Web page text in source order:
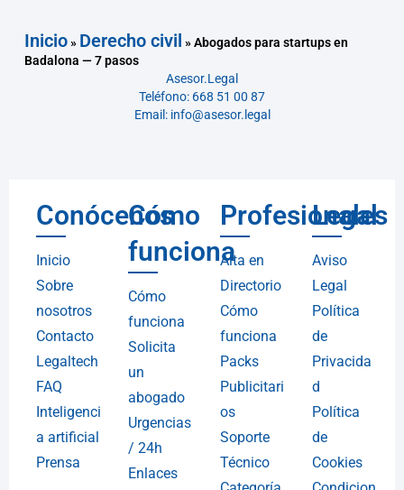
Inicio» Derecho civil »Abogados para startups en
Badalona — 7 pasos
Asesor.Legal
Teléfono: 668 51 00 87
Email: info@asesor.legal
Conócenos
Inicio
Sobre
nosotros
Contacto
Legaltech
FAQ
Inteligenci
a artificial
Prensa
Cómo
funciona
Cómo
funciona
Solicita
un
abogado
Urgencias
/ 24h
Enlaces
Profesionales
Alta en
Directorio
Cómo
funciona
Packs
Publicitari
os
Soporte
Técnico
Legal
Aviso
Legal
Política
de
Privacida
d
Política
de
Cookies